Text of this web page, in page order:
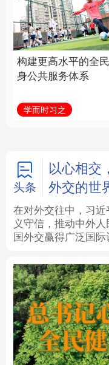
科技 科
文化 书
访谈 视
学术中国 乡村
城市 旅
彩票 娱
文化产业
地方频道
构建更高水平的全
身公共服务体系
学而时习之
头条
以心相
外交的世
在对外交往中，习
义守信，推动中外
国外交赢得广泛国